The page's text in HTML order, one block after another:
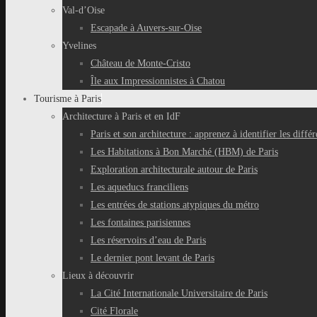
Val-d’Oise
Escapade à Auvers-sur-Oise
Yvelines
Château de Monte-Cristo
Île aux Impressionnistes à Chatou
Tourisme à Paris
Architecture à Paris et en IdF
Paris et son architecture : apprenez à identifier les
Les Habitations à Bon Marché (HBM) de Paris
Exploration architecturale autour de Paris
Les aqueducs franciliens
Les entrées de stations atypiques du métro
Les fontaines parisiennes
Les réservoirs d’eau de Paris
Le dernier pont levant de Paris
Lieux à découvrir
La Cité Internationale Universitaire de Paris
Cité Florale